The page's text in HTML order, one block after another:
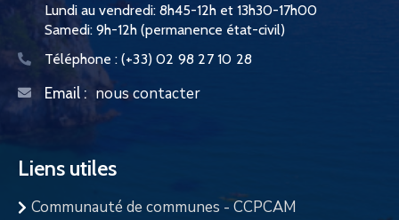
Lundi au vendredi: 8h45-12h et 13h30-17h00
Samedi: 9h-12h (permanence état-civil)
Téléphone : (+33) 02 98 27 10 28
Email : nous contacter
Liens utiles
Communauté de communes - CCPCAM